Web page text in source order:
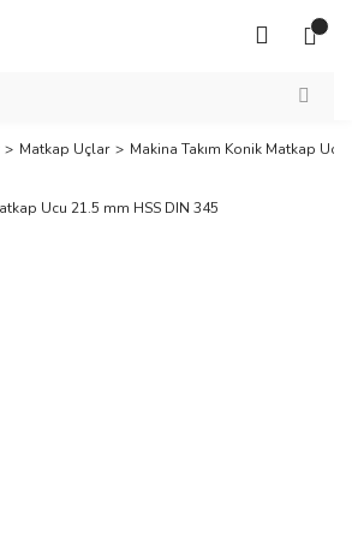
Matkap Uçlar Makina Takım Konik Matkap